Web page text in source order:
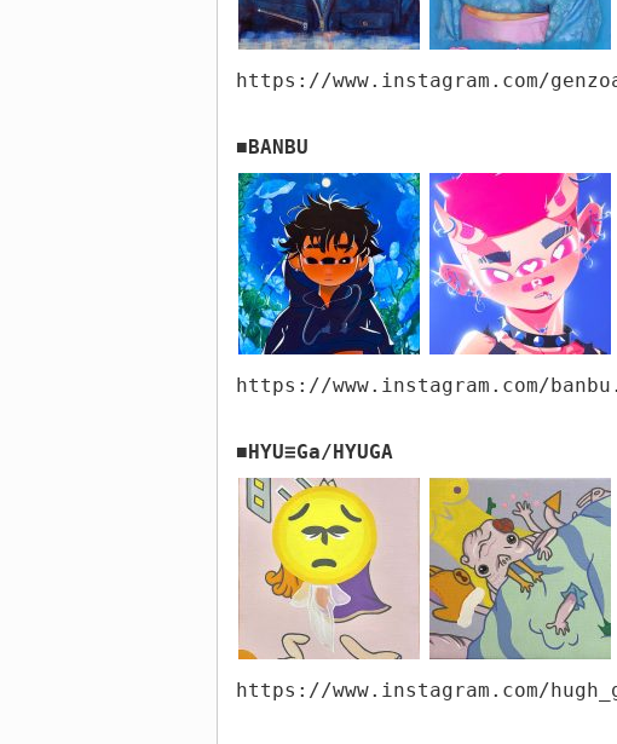
https://www.instagram.com/
■BANBU
https://www.instagram.com/
■HYU≡Ga/HYUGA
https://www.instagram.com/